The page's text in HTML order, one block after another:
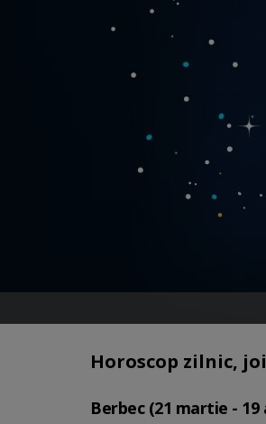
Horoscop zilnic,
Berbec (21 martie - 19